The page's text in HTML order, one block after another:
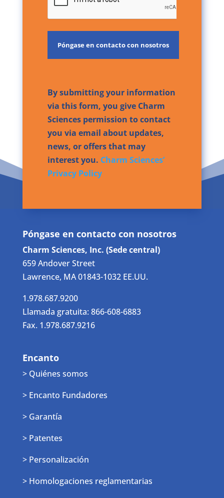
By submitting your information
via this form, you give Charm
Sciences permission to contact
you via email about updates,
news, or offers that may
interest you. Charm Sciences’
Privacy Policy
Póngase en contacto con nosotros
Charm Sciences, Inc. (Sede central)
659 Andover Street
Lawrence, MA 01843-1032 EE.UU.
1.978.687.9200
Llamada gratuita: 866-608-6883
Fax. 1.978.687.9216
Encanto
> Quiénes somos
> Encanto Fundadores
> Garantía
> Patentes
> Personalización
> Homologaciones reglamentarias